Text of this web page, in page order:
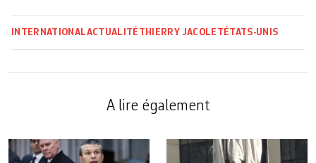
INTERNATIONALACTUALITÉ THIERRY JACOLET ÉTATS-UNIS
A lire également